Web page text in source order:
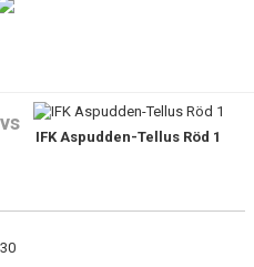
vs
IFK Aspudden-Tellus Röd 1